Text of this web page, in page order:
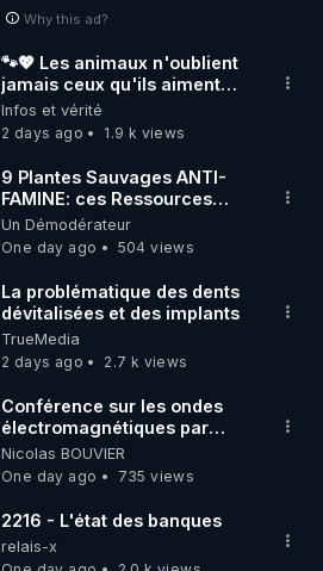
Why this ad?
🐾💖 Les animaux n'oublient
jamais ceux qu'ils aiment…
🥹❤️
Infos et vérité
2 days ago
1.9 k views
9 Plantes Sauvages ANTI-
FAMINE: ces Ressources
JARDIN&des Haies
Un Démodérateur
One day ago
504 views
La problématique des dents
dévitalisées et des implants
TrueMedia
2 days ago
2.7 k views
Conférence sur les ondes
électromagnétiques par
Grégoire Caustru et Bart de
Wever !
Nicolas BOUVIER
One day ago
735 views
2216 - L'état des banques
relais-x